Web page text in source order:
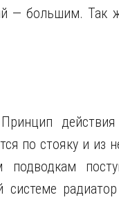
большим. Так
Принцип
по стояку и из
системе